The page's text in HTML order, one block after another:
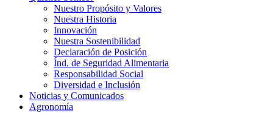
Nuestro Propósito y Valores
Nuestra Historia
Innovación
Nuestra Sostenibilidad
Declaración de Posición
Índ. de Seguridad Alimentaria
Responsabilidad Social
Diversidad e Inclusión
Noticias y Comunicados
Agronomía